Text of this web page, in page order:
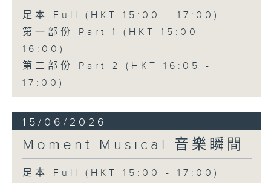
足本 Full (HKT 15:00 - 17:00)
第一部份 Part 1 (HKT 15:00 -
16:00)
第二部份 Part 2 (HKT 16:05 -
17:00)
15/06/2026
Moment Musical 音樂瞬間
足本 Full (HKT 15:00 - 17:00)